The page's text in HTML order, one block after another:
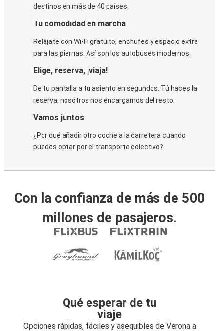
destinos en más de 40 países.
Tu comodidad en marcha
Relájate con Wi-Fi gratuito, enchufes y espacio extra
para las piernas. Así son los autobuses modernos.
Elige, reserva, ¡viaja!
De tu pantalla a tu asiento en segundos. Tú haces la
reserva, nosotros nos encargamos del resto.
Vamos juntos
¿Por qué añadir otro coche a la carretera cuando
puedes optar por el transporte colectivo?
Con la confianza de más de 500
millones de pasajeros.
Qué esperar de tu
viaje
Opciones rápidas, fáciles y asequibles de Verona a